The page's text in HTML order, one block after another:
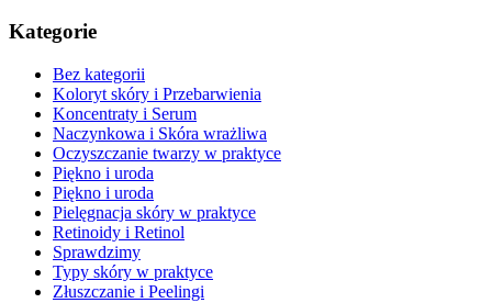
Kategorie
Bez kategorii
Koloryt skóry i Przebarwienia
Koncentraty i Serum
Naczynkowa i Skóra wrażliwa
Oczyszczanie twarzy w praktyce
Piękno i uroda
Piękno i uroda
Pielęgnacja skóry w praktyce
Retinoidy i Retinol
Sprawdzimy
Typy skóry w praktyce
Złuszczanie i Peelingi